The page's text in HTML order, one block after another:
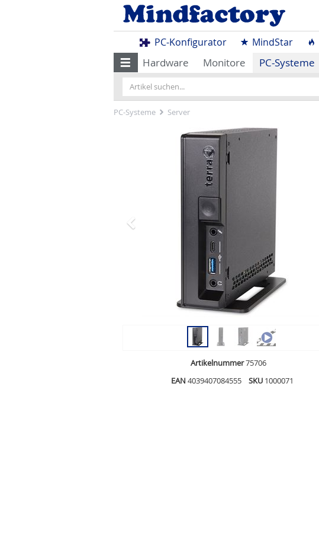
PC-Konfigurator MindStar
Hardware Monitore PC-Systeme
PC-Systeme Server
Artikelnummer75706
EAN 4039407084555 SKU 1000071